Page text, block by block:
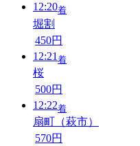
12:20着
堀割
450円
12:21 着
桜
500円
12:22着
扇町（萩市）
570円